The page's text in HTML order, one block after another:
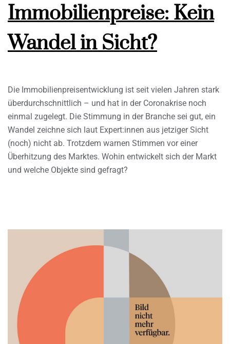
Immobilienpreise: Kein
Wandel in Sicht?
Die Immobilienpreisentwicklung ist seit vielen Jahren stark
überdurchschnittlich – und hat in der Coronakrise noch
einmal zugelegt. Die Stimmung in der Branche sei gut, ein
Wandel zeichne sich laut Expert:innen aus jetziger Sicht
(noch) nicht ab. Trotzdem warnen Stimmen vor einer
Überhitzung des Marktes. Wohin entwickelt sich der Markt
und welche Objekte sind gefragt?